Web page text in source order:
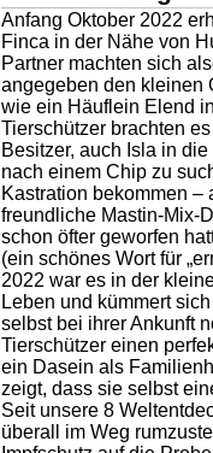
Anfang Oktober 2022
Finca in der Nähe von
Partner machten sich
angegeben den kleinen
wie ein Häuflein Elend
Tierschützer brachten
Besitzer, auch Isla in
nach einem Chip zu
Kastration bekommen –
freundliche Mastin-Mix-
schon öfter geworfen
(ein schönes Wort für
2022 war es in der
Leben und kümmert
selbst bei ihrer Ankunft
Tierschützer einen
ein Dasein als
zeigt, dass sie selbst
Seit unsere 8
überall im Weg